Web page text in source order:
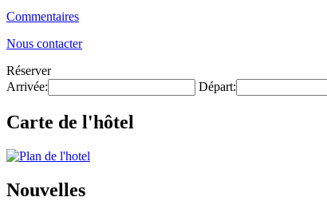
Commentaires
Nous contacter
Réserver
Arrivée:
Départ:
Carte de l'hôtel
Nouvelles